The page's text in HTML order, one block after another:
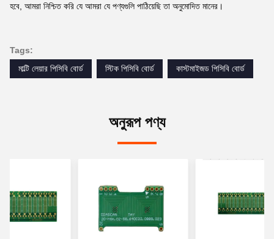
হবে, আমরা নিশ্চিত করি যে আমরা যে পণ্যগুলি পাঠিয়েছি তা অনুমোদিত মানের।
Tags:
মাল্টি লেয়ার পিসিবি বোর্ড
স্টিক পিসিবি বোর্ড কাস্টমাইজড পিসিবি বোর্ড
অনুরূপ পণ্য